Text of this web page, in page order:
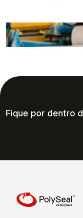
Fique por dentro